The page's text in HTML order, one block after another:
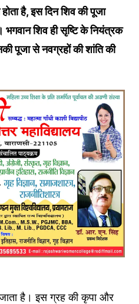
है, इस दिन शिव की पूजा
शिव ही सृष्टि के नियंत्रक
पूजा से नवग्रहों की शांति की
है। इस ग्रह की कृपा और